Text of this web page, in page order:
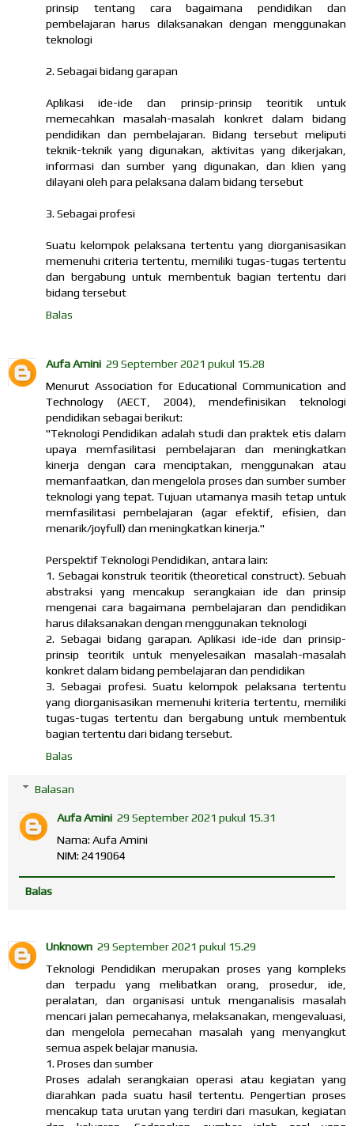
prinsip tentang cara bagaimana pendidikan dan
pembelajaran harus dilaksanakan dengan menggunakan
teknologi
2. Sebagai bidang garapan
Aplikasi ide-ide dan prinsip-prinsip teoritik untuk
memecahkan masalah-masalah konkret dalam bidang
pendidikan dan pembelajaran. Bidang tersebut meliputi
teknik-teknik yang digunakan, aktivitas yang dikerjakan,
informasi dan sumber yang digunakan, dan klien yang
dilayani oleh para pelaksana dalam bidang tersebut
3. Sebagai profesi
Suatu kelompok pelaksana tertentu yang diorganisasikan
memenuhi criteria tertentu, memiliki tugas-tugas tertentu
dan bergabung untuk membentuk bagian tertentu dari
bidang tersebut
Balas
Aufa Amini 29 September 2021 pukul 15.28
Menurut Association for Educational Communication and
Technology (AECT, 2004), mendefinisikan teknologi
pendidikan sebagai berikut:
"Teknologi Pendidikan adalah studi dan praktek etis dalam
upaya memfasilitasi pembelajaran dan meningkatkan
kinerja dengan cara menciptakan, menggunakan atau
memanfaatkan, dan mengelola proses dan sumber sumber
teknologi yang tepat. Tujuan utamanya masih tetap untuk
memfasilitasi pembelajaran (agar efektif, efisien, dan
menarik/joyfull) dan meningkatkan kinerja."
Perspektif Teknologi Pendidikan, antara lain:
1. Sebagai konstruk teoritik (theoretical construct). Sebuah
abstraksi yang mencakup serangkaian ide dan prinsip
mengenai cara bagaimana pembelajaran dan pendidikan
harus dilaksanakan dengan menggunakan teknologi
2. Sebagai bidang garapan. Aplikasi ide-ide dan prinsip-
prinsip teoritik untuk menyelesaikan masalah-masalah
konkret dalam bidang pembelajaran dan pendidikan
3. Sebagai profesi. Suatu kelompok pelaksana tertentu
yang diorganisasikan memenuhi kriteria tertentu, memiliki
tugas-tugas tertentu dan bergabung untuk membentuk
bagian tertentu dari bidang tersebut.
Balas
Balasan
Aufa Amini 29 September 2021 pukul 15.31
Nama: Aufa Amini
NIM: 2419064
Balas
Unknown 29 September 2021 pukul 15.29
Teknologi Pendidikan merupakan proses yang kompleks
dan terpadu yang melibatkan orang, prosedur, ide,
peralatan, dan organisasi untuk menganalisis masalah
mencari jalan pemecahanya, melaksanakan, mengevaluasi,
dan mengelola pemecahan masalah yang menyangkut
semua aspek belajar manusia.
1. Proses dan sumber
Proses adalah serangkaian operasi atau kegiatan yang
diarahkan pada suatu hasil tertentu. Pengertian proses
mencakup tata urutan yang terdiri dari masukan, kegiatan